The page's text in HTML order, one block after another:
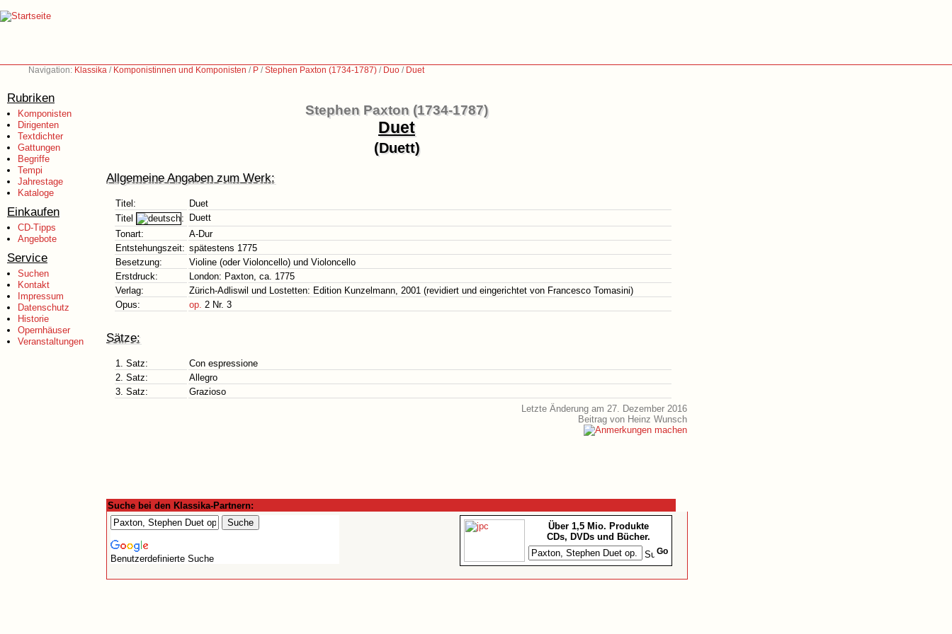
Navigation: Klassika / Komponistinnen und Komponisten / P /Stephen Paxton (1734-1787) / Duo / Duet
Rubriken
Komponisten
Dirigenten
Textdichter
Gattungen
Begriffe
Tempi
Jahrestage
Kataloge
Einkaufen
CD-Tipps
Angebote
Service
Suchen
Kontakt
Impressum
Datenschutz
Historie
Opernhäuser
Veranstaltungen
Stephen Paxton (1734-1787)
Duet
(Duett)
Allgemeine Angaben zum Werk:
Titel:
Duet
Titel
:
Duett
Tonart:
A-Dur
Entstehungszeit: spätestens 1775
Besetzung:
Violine (oder Violoncello) und Violoncello
Erstdruck:
London: Paxton, ca. 1775
Verlag:
Zürich-Adliswil und Lostetten: Edition Kunzelmann, 2001 (revidiert und eingerichtet von Francesco Tomasini)
Opus:
op. 2 Nr. 3
Sätze:
1. Satz:
Con espressione
2. Satz:
Allegro
3. Satz:
Grazioso
Letzte Änderung am 27. Dezember 2016
Beitrag von Heinz Wunsch
Suche bei den Klassika-Partnern:
Benutzerdefinierte Suche
Über 1,5 Mio. Produkte
CDs, DVDs und Bücher.
Go